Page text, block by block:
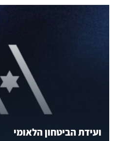
ועידת הביטחון הלאומי